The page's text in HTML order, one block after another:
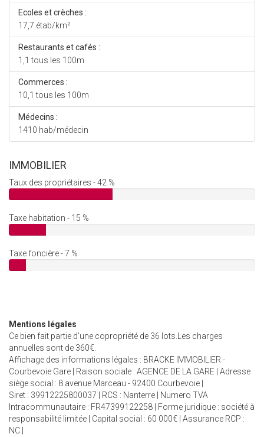
Ecoles et crèches :
17,7 étab/km²
Restaurants et cafés :
1,1 tous les 100m
Commerces :
10,1 tous les 100m
Médecins :
1410 hab/médecin
IMMOBILIER
Taux des propriétaires - 42 %
Taxe habitation - 15 %
Taxe foncière - 7 %
Mentions légales
Ce bien fait partie d'une copropriété de 36 lots.Les charges
annuelles sont de 360€.
Affichage des informations légales : BRACKE IMMOBILIER -
Courbevoie Gare | Raison sociale : AGENCE DE LA GARE | Adresse
siège social : 8 avenue Marceau - 92400 Courbevoie |
Siret : 39912225800037 | RCS : Nanterre | Numero TVA
Intracommunautaire : FR47399122258 | Forme juridique : société à
responsabilité limitée | Capital social : 60 000€ | Assurance RCP :
NC |